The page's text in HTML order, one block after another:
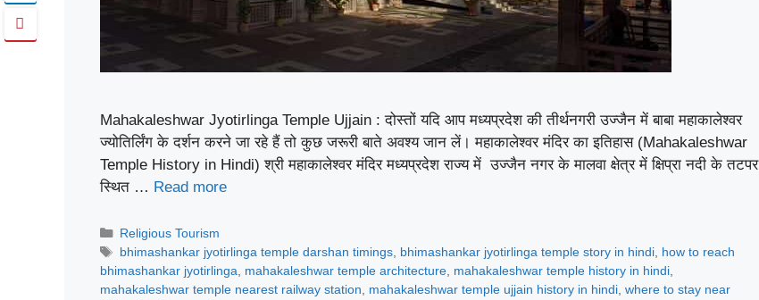
Mahakaleshwar Jyotirlinga Temple Ujjain : दोस्तों यदि आप मध्यप्रदेश की तीर्थनगरी उज्जैन में बाबा महाकालेश्वर
ज्योतिर्लिंग के दर्शन करने जा रहे हैं तो कुछ जरूरी बाते अवश्य जान लें। महाकालेश्वर मंदिर का इतिहास (Mahakaleshwar
Temple History in Hindi) श्री महाकालेश्वर मंदिर मध्यप्रदेश राज्य में उज्जैन नगर के मालवा क्षेत्र में क्षिप्रा नदी के तटपर
स्थित … Read more
Categories
Religious Tourism
Tags
bhimashankar jyotirlinga temple darshan timings, bhimashankar jyotirlinga temple story in hindi, how to reach
bhimashankar jyotirlinga
mahakaleshwar temple architecture mahakaleshwar temple history in hindi
mahakaleshwar temple nearest railway station
mahakaleshwar temple ujjain history in hindi where to stay near